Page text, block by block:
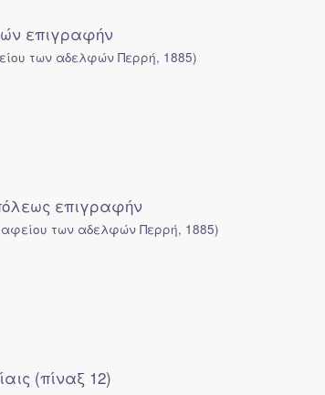
επιγραφήν
των αδελφών Περρή, 1885)
επιγραφήν
των αδελφών Περρή, 1885)
(πίναξ 12)